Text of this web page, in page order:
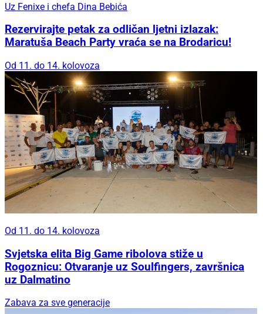
Uz Fenixe i chefa Dina Bebića
Rezervirajte petak za odličan ljetni izlazak:
Maratuša Beach Party vraća se na Brodaricu!
Od 11. do 14. kolovoza
Od 11. do 14. kolovoza
Svjetska elita Big Game ribolova stiže u
Rogoznicu: Otvaranje uz Soulfingers, završnica
uz Dalmatino
Zabava za sve generacije